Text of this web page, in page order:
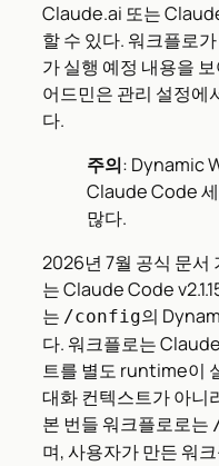
Claude.ai 또는
할 수 있다. 워크플로
가 실행 예정 내용을
어드민은 관리 설정에
다.
주의: Dynamic
Claude Code
많다.
2026년 7월 공식 문
는 Claude Code
는 /config의
다. 워크플로는
트를 별도 runtime이
대화 컨텍스트가 아
본 번들 워크플로로는
며, 사용자가 만든 워